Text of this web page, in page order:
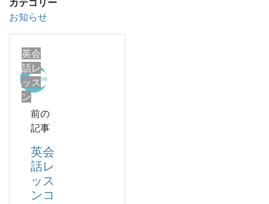
カテゴリー
お知らせ
英会
話レ
ッス
ン
前の
記事
英会
話レ
ッス
ンコ